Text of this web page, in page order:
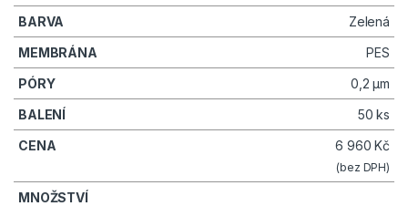
Zelená
PES
0,2 µm
50 ks
6 960Kč
(bez DPH)